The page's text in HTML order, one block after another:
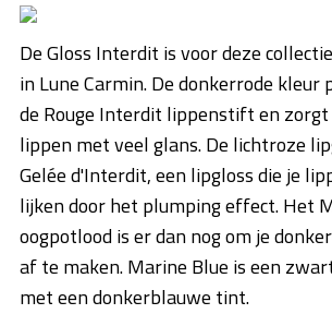
De Gloss Interdit is voor deze
in Lune Carmin. De donkerrode
de Rouge Interdit lippenstift en
lippen met veel glans. De lichtroze
Gelée d'Interdit, een lipgloss die je
lijken door het plumping effect. Het
oogpotlood is er dan nog om je
af te maken. Marine Blue is een
met een donkerblauwe tint.